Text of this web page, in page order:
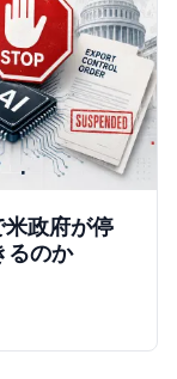
政府が停
るのか